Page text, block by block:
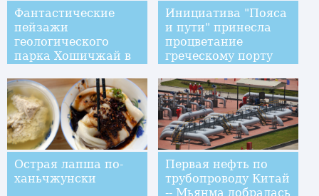
Фантастические
пейзажи
геологического
парка Хошичжай в
Инициатива "Пояса
и пути" принесла
процветание
греческому порту
Острая лапша по-
ханьчжунски
Первая нефть по
трубопроводу Китай
-- Мьянма добралась